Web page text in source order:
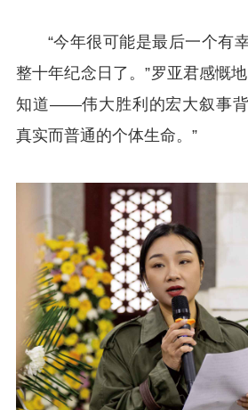
“今年很可能是最后一个有
整十年纪念日了。”罗亚君感慨
知道——伟大胜利的宏大叙事
真实而普通的个体生命。”